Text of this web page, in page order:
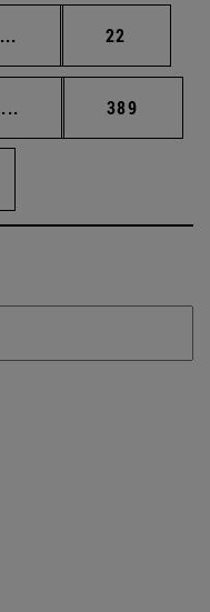
... Páginas intermedias
Página
22
... Páginas intermedias
Página
389